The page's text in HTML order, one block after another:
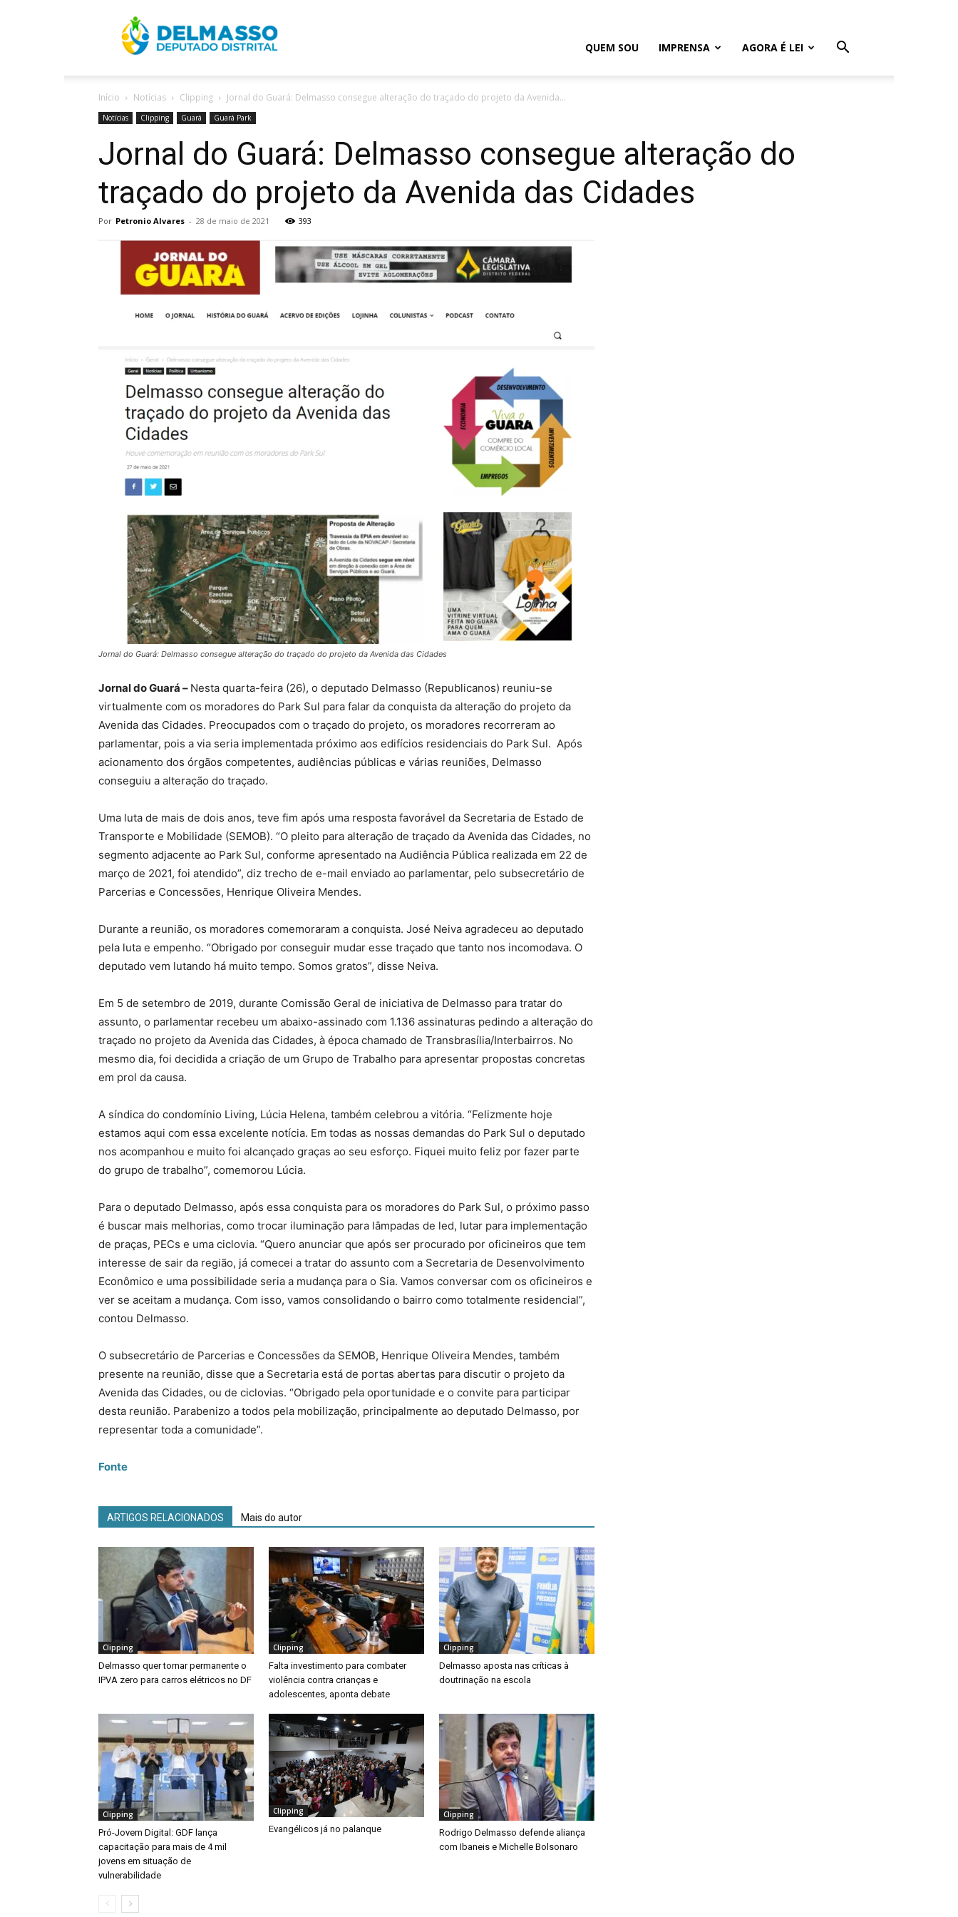
QUEM SOU IMPRENSA AGORA É LEI
Início Notícias Clipping Jornal do Guará: Delmasso consegue alteração do traçado do projeto da Avenida...
Notícias Clipping Guará Guará Park
Jornal do Guará: Delmasso consegue alteração do
traçado do projeto da Avenida das Cidades
Por Petronio Alvares - 28 de maio de 2021 393
Jornal do Guará: Delmasso consegue alteração do traçado do projeto da Avenida das Cidades
Jornal do Guará – Nesta quarta-feira (26), o deputado Delmasso (Republicanos) reuniu-se
virtualmente com os moradores do Park Sul para falar da conquista da alteração do projeto da
Avenida das Cidades. Preocupados com o traçado do projeto, os moradores recorreram ao
parlamentar, pois a via seria implementada próximo aos edifícios residenciais do Park Sul. Após
acionamento dos órgãos competentes, audiências públicas e várias reuniões, Delmasso
conseguiu a alteração do traçado.
Uma luta de mais de dois anos, teve fim após uma resposta favorável da Secretaria de Estado de
Transporte e Mobilidade (SEMOB). “O pleito para alteração de traçado da Avenida das Cidades, no
segmento adjacente ao Park Sul, conforme apresentado na Audiência Pública realizada em 22 de
março de 2021, foi atendido”, diz trecho de e-mail enviado ao parlamentar, pelo subsecretário de
Parcerias e Concessões, Henrique Oliveira Mendes.
Durante a reunião, os moradores comemoraram a conquista. José Neiva agradeceu ao deputado
pela luta e empenho. “Obrigado por conseguir mudar esse traçado que tanto nos incomodava. O
deputado vem lutando há muito tempo. Somos gratos”, disse Neiva.
Em 5 de setembro de 2019, durante Comissão Geral de iniciativa de Delmasso para tratar do
assunto, o parlamentar recebeu um abaixo-assinado com 1.136 assinaturas pedindo a alteração do
traçado no projeto da Avenida das Cidades, à época chamado de Transbrasília/Interbairros. No
mesmo dia, foi decidida a criação de um Grupo de Trabalho para apresentar propostas concretas
em prol da causa.
A síndica do condomínio Living, Lúcia Helena, também celebrou a vitória. “Felizmente hoje
estamos aqui com essa excelente notícia. Em todas as nossas demandas do Park Sul o deputado
nos acompanhou e muito foi alcançado graças ao seu esforço. Fiquei muito feliz por fazer parte
do grupo de trabalho”, comemorou Lúcia.
Para o deputado Delmasso, após essa conquista para os moradores do Park Sul, o próximo passo
é buscar mais melhorias, como trocar iluminação para lâmpadas de led, lutar para implementação
de praças, PECs e uma ciclovia. “Quero anunciar que após ser procurado por oficineiros que tem
interesse de sair da região, já comecei a tratar do assunto com a Secretaria de Desenvolvimento
Econômico e uma possibilidade seria a mudança para o Sia. Vamos conversar com os oficineiros e
ver se aceitam a mudança. Com isso, vamos consolidando o bairro como totalmente residencial”,
contou Delmasso.
O subsecretário de Parcerias e Concessões da SEMOB, Henrique Oliveira Mendes, também
presente na reunião, disse que a Secretaria está de portas abertas para discutir o projeto da
Avenida das Cidades, ou de ciclovias. “Obrigado pela oportunidade e o convite para participar
desta reunião. Parabenizo a todos pela mobilização, principalmente ao deputado Delmasso, por
representar toda a comunidade”.
Fonte
ARTIGOS RELACIONADOS Mais do autor
Clipping
Delmasso quer tornar permanente o
IPVA zero para carros elétricos no DF
Clipping
Falta investimento para combater
violência contra crianças e
adolescentes, aponta debate
Clipping
Delmasso aposta nas críticas à
doutrinação na escola
Clipping
Pró-Jovem Digital: GDF lança
capacitação para mais de 4 mil
jovens em situação de
vulnerabilidade
Clipping
Evangélicos já no palanque
Clipping
Rodrigo Delmasso defende aliança
com Ibaneis e Michelle Bolsonaro